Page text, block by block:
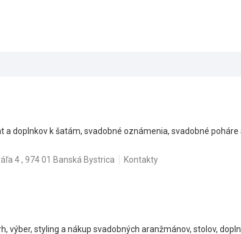
a doplnkov k šatám, svadobné oznámenia, svadobné
4 , 974 01 Banská Bystrica Kontakty
výber, styling a nákup svadobných aranžmánov, stolov,